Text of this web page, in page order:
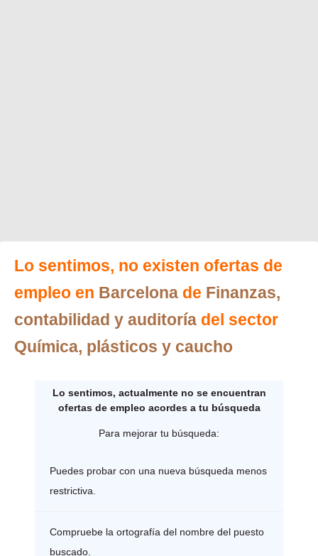
Lo sentimos, no existen ofertas de
empleo en Barcelona de Finanzas,
contabilidad y auditoría del sector
Química, plásticos y caucho
Lo sentimos, actualmente no se encuentran
ofertas de empleo acordes a tu búsqueda
Para mejorar tu búsqueda:
Puedes probar con una nueva búsqueda menos
restrictiva.
Compruebe la ortografía del nombre del puesto
buscado.